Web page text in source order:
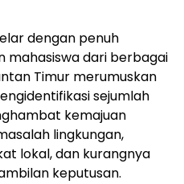
dengan penuh
mahasiswa dari berbagai
Timur merumuskan
sejumlah
kemajuan
lingkungan,
lokal, dan kurangnya
keputusan.